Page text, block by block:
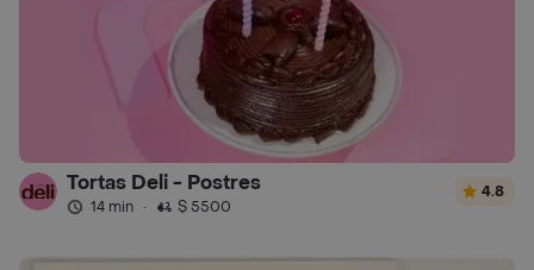
Tortas Deli - Postres
14 min · $ 5500
4.8